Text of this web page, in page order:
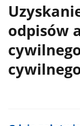
odpisów